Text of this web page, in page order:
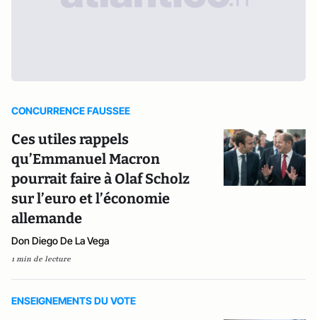
CONCURRENCE FAUSSEE
Ces utiles rappels
qu’Emmanuel Macron
pourrait faire à Olaf Scholz
sur l’euro et l’économie
allemande
Don Diego De La Vega
1 min de lecture
ENSEIGNEMENTS DU VOTE